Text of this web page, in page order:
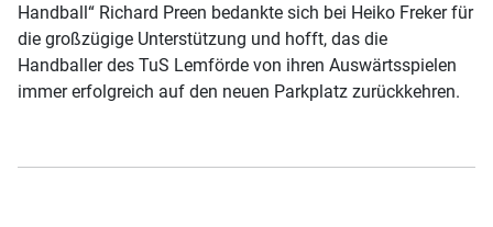
Handball“ Richard Preen bedankte sich bei Heiko Freker für
die großzügige Unterstützung und hofft, das die
Handballer des TuS Lemförde von ihren Auswärtsspielen
immer erfolgreich auf den neuen Parkplatz zurückkehren.